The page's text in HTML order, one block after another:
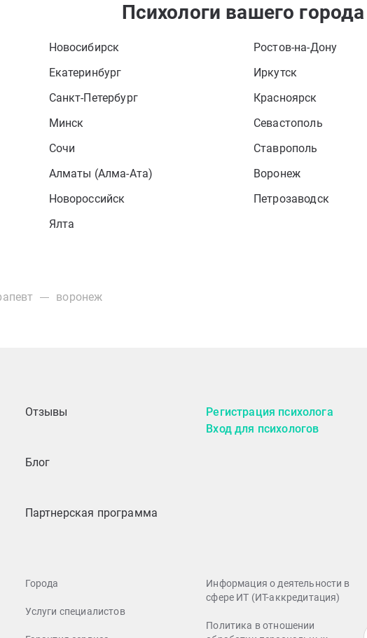
Психологи вашего города
Новосибирск Ростов-на-Дону
Екатеринбург Иркутск
Санкт-Петербург Красноярск
Минск Севастополь
Сочи Ставрополь
Алматы (Алма-Ата) Воронеж
Новороссийск Петрозаводск
Ялта
воронеж
Отзывы
Блог
Партнерская программа
Регистрация психолога
Вход для психологов
Города
Услуги специалистов
Информация о деятельности в
сфере ИТ (ИТ-аккредитация)
Политика в отношении